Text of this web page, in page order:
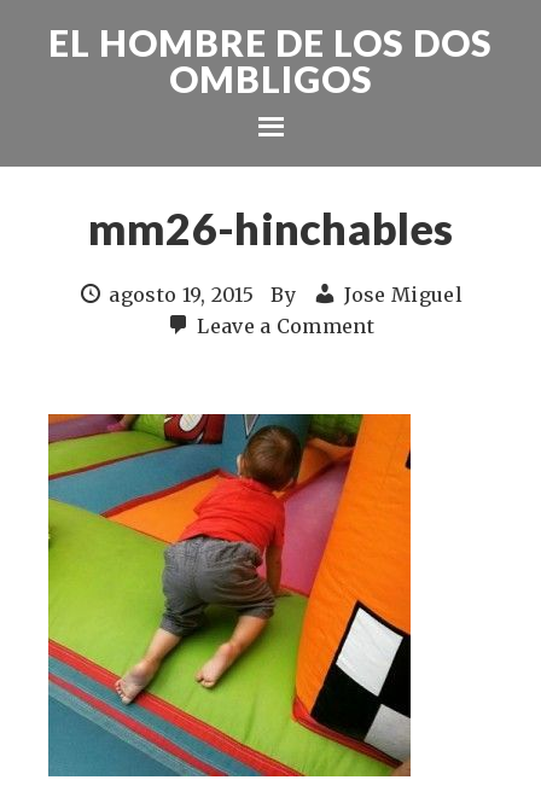
EL HOMBRE DE LOS DOS
OMBLIGOS
mm26-hinchables
agosto 19, 2015 By
Jose Miguel
Leave a Comment